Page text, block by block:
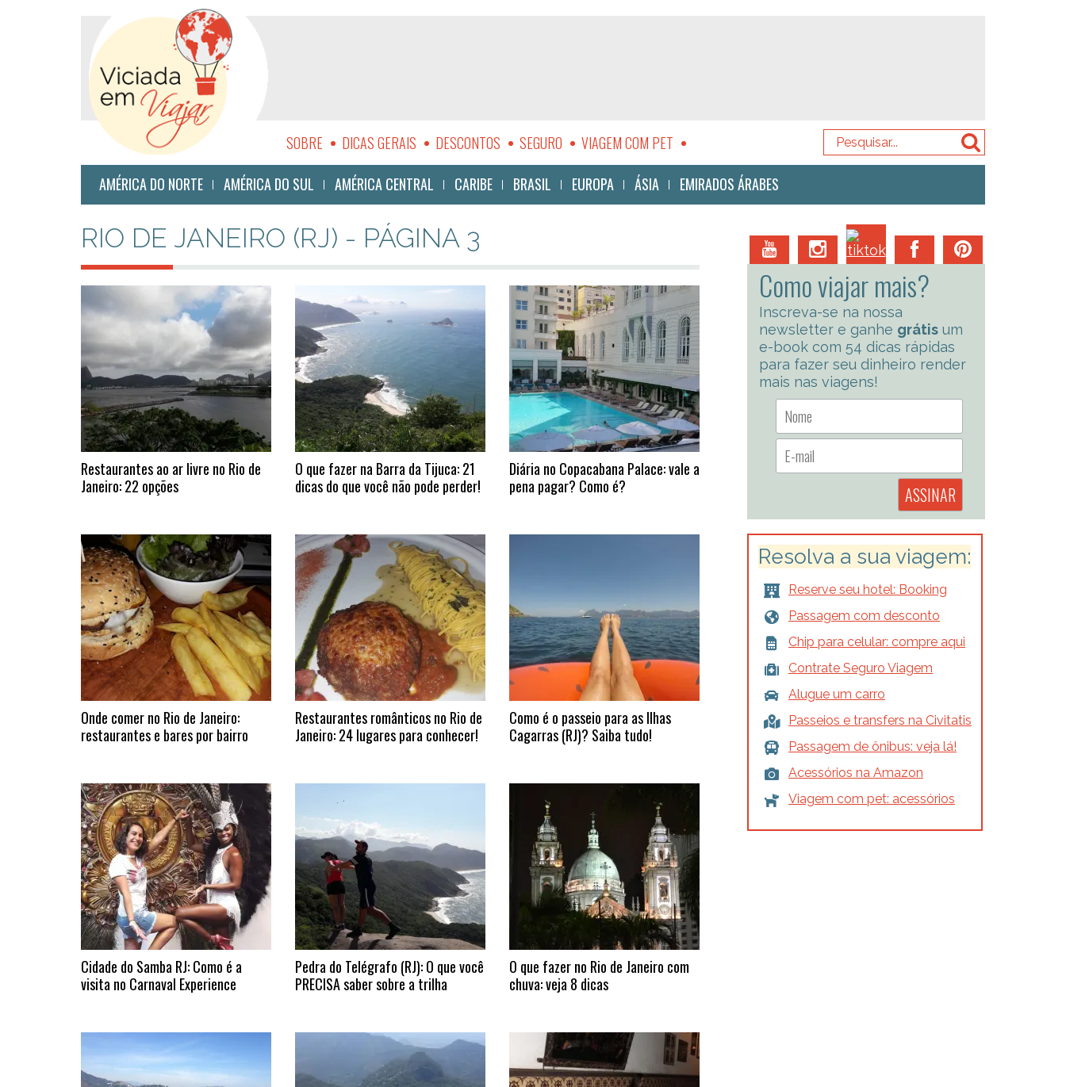
SOBRE DICAS GERAIS DESCONTOS SEGURO
VIAGEM COM PET
SUSTENTABILIDADE
AMÉRICA DO NORTE AMÉRICA DO SUL AMÉRICA CENTRAL CARIBE BRASIL EUROPA ÁSIA EMIRADOS ÁRABES
RIO DE JANEIRO (RJ) - PÁGINA 3
Restaurantes ao ar livre no Rio de
Janeiro: 22 opções
O que fazer na Barra da Tijuca: 21
dicas do que você não pode perder!
Diária no Copacabana Palace: vale a
pena pagar? Como é?
Onde comer no Rio de Janeiro:
restaurantes e bares por bairro
Restaurantes românticos no Rio de
Janeiro: 24 lugares para conhecer!
Como é o passeio para as Ilhas
Cagarras (RJ)? Saiba tudo!
Cidade do Samba RJ: Como é a
visita no Carnaval Experience
Pedra do Telégrafo (RJ): O que você
PRECISA saber sobre a trilha
O que fazer no Rio de Janeiro com
chuva: veja 8 dicas
Como viajar mais?
Inscreva-se na nossa
newsletter e ganhe grátis um
e-book com 54 dicas rápidas
para fazer seu dinheiro render
mais nas viagens!
Resolva a sua viagem:
Reserve seu hotel: Booking
Passagem com desconto
Chip para celular: compre aqui
Contrate Seguro Viagem
Alugue um carro
Passeios e transfers na Civitatis
Passagem de ônibus: veja lá!
Acessórios na Amazon
Viagem com pet: acessórios